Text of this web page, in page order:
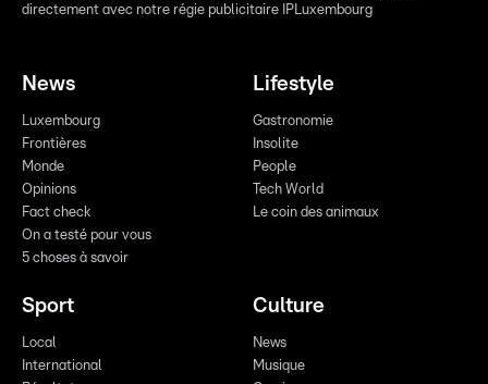
directement avec notre régie publicitaire IPLuxembourg
News
Luxembourg
Frontières
Monde
Opinions
Fact check
On a testé pour vous
5 choses à savoir
Lifestyle
Gastronomie
Insolite
People
Tech World
Le coin des animaux
Sport
Local
International
Culture
News
Musique